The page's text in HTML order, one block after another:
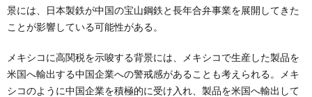
景には、日本製鉄が中国の宝山鋼鉄と長年合弁事業を展開してきた
ことが影響している可能性がある。
メキシコに高関税を示唆する背景には、メキシコで生産した製品を
米国へ輸出する中国企業への警戒感があることも考えられる。メキ
シコのように中国企業を積極的に受け入れ、製品を米国へ輸出して